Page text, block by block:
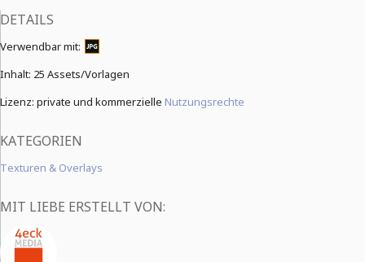
DETAILS
Verwendbar mit:
Inhalt: 25 Assets/Vorlagen
Lizenz: private und kommerzielle Nutzungsrechte
KATEGORIEN
Texturen & Overlays
MIT LIEBE ERSTELLT VON: